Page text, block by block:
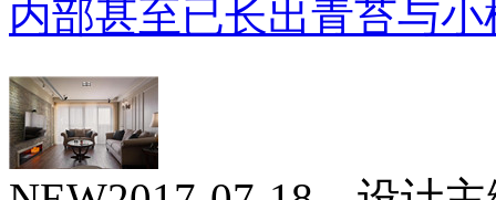
内部甚至已长出青苔与